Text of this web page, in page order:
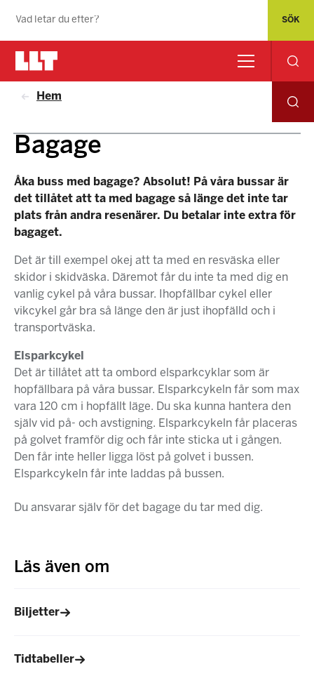
Hem
Bagage
Åka buss med bagage? Absolut! På våra bussar är
det tillåtet att ta med bagage så länge det inte tar
plats från andra resenärer. Du betalar inte extra för
bagaget.
Det är till exempel okej att ta med en resväska eller
skidor i skidväska. Däremot får du inte ta med dig en
vanlig cykel på våra bussar. Ihopfällbar cykel eller
vikcykel går bra så länge den är just ihopfälld och i
transportväska.
Elsparkcykel
Det är tillåtet att ta ombord elsparkcyklar som är
hopfällbara på våra bussar. Elsparkcykeln får som max
vara 120 cm i hopfällt läge. Du ska kunna hantera den
själv vid på- och avstigning. Elsparkcykeln får placeras
på golvet framför dig och får inte sticka ut i gången.
Den får inte heller ligga löst på golvet i bussen.
Elsparkcykeln får inte laddas på bussen.
Du ansvarar själv för det bagage du tar med dig.
Läs även om
Biljetter
Tidtabeller